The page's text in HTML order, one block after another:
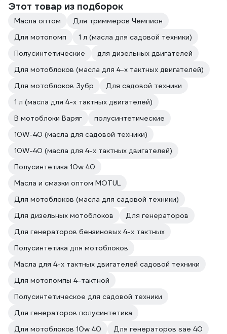
Этот товар из подборок
Масла оптом
Для триммеров Чемпион
Для мотопомп
1 л (масла для садовой техники)
Полусинтетические
для дизельных двигателей
Для мотоблоков (масла для 4-х тактных двигателей)
Для мотоблоков Зубр
Для садовой техники
1 л (масла для 4-х тактных двигателей)
В мотоблоки Варяг
полусинтетические
10W-40 (масла для садовой техники)
10W-40 (масла для 4-х тактных двигателей)
Полусинтетика 10w 40
Масла и смазки оптом MOTUL
Для мотоблоков (масла для садовой техники)
Для дизельных мотоблоков
Для генераторов
Для генераторов бензиновых 4-х тактных
Полусинтетика для мотоблоков
Масла для 4-х тактных двигателей садовой техники
Для мотопомпы 4-тактной
Полусинтетическое для садовой техники
Для генераторов полусинтетика
Для мотоблоков 10w 40
Для генераторов sae 40